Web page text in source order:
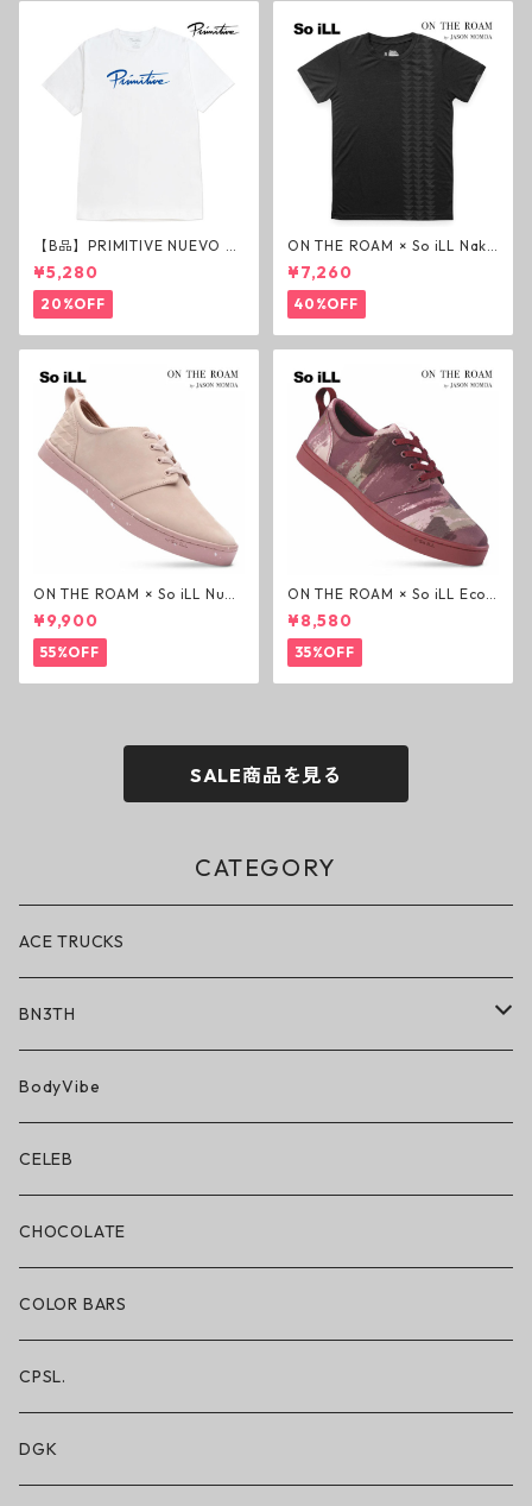
【B品】PRIMITIVE NUEVO SC
RIPT HW TEE WHITE ヘビー
ウェイトTシャツ ホワイト プ
リミティブ
¥5,280
20%OFF
ON THE ROAM × So iLL Nako
a Tee Tシャツ ウルフブラック
オンザローム ジェイソンモモ
ア OTR ビンテージ加工
¥7,260
40%OFF
ON THE ROAM × So iLL Nubu
ck Wino ライフスタイルシュ
ーズ ダーティーピンク オンザ
ローム ジェイソンモモア OTR
スニーカー
¥9,900
55%OFF
ON THE ROAM × So iLL Eco
Camo Wino ライフスタイル
シューズ カモ オンザローム ジ
ェイソンモモア OTR スニーカ
ー
¥8,580
35%OFF
SALE商品を見る
CATEGORY
ACE TRUCKS
BN3TH
BN3TH × ON THE ROAM
ボクサーブリーフ/ショート丈
ボクサーブリーフ/ロング丈
ショートパンツ/2 IN 1
レギンス/フルレングス10分丈
水着/スイムウェア
BodyVibe
CELEB
CHOCOLATE
COLOR BARS
CPSL.
DGK